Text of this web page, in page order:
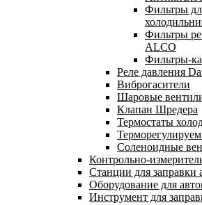
Фильтры
Фильтры
ALCO
Фильтры-
Реле давления
Виброгасители
Шаровые
Клапан Шредера
Термостаты
Соленоидные
Контрольно-
Станции для заправки
Оборудование для
Инструмент для